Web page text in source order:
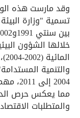
وقد مارست هذه
تسمية "وزارة
خلالها الشؤون
والتنمية
2004
مما يعكس حرص
والمتطلبات